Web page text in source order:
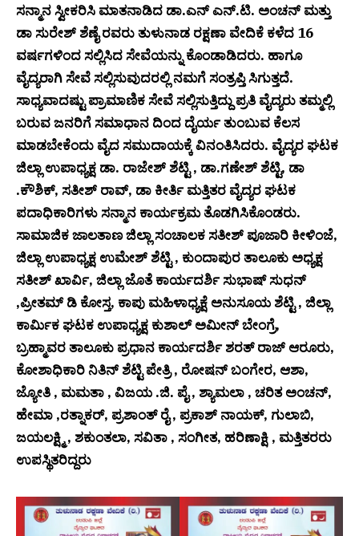
ಸನ್ಮಾನ ಸ್ವೀಕರಿಸಿ ಮಾತನಾಡಿದ ಡಾ.ಎನ್ ಎನ್.ಟಿ. ಅಂಚನ್ ಮತ್ತು
ಡಾ ಸುರೇಶ್ ಶೆಣೈ ರವರು ತುಳುನಾಡ ರಕ್ಷಣಾ ವೇದಿಕೆ ಕಳೆದ 16
ವರ್ಷಗಳಿಂದ ಸಲ್ಲಿಸಿದ ಸೇವೆಯನ್ನು ಕೊಂಡಾಡಿದರು. ಹಾಗೂ
ವೈದ್ಯರಾಗಿ ಸೇವೆ ಸಲ್ಲಿಸುವುದರಲ್ಲಿ ನಮಗೆ ಸಂತ್ರಪ್ತಿ ಸಿಗುತ್ತದೆ.
ಸಾಧ್ಯವಾದಷ್ಟು ಪ್ರಾಮಾಣಿಕ ಸೇವೆ ಸಲ್ಲಿಸುತ್ತಿದ್ದು ಪ್ರತಿ ವೈದ್ಯರು ತಮ್ಮಲ್ಲಿ
ಬರುವ ಜನರಿಗೆ ಸಮಾಧಾನ ದಿಂದ ದೈರ್ಯ ತುಂಬುವ ಕೆಲಸ
ಮಾಡಬೇಕೆಂದು ವೈದ ಸಮುದಾಯಕ್ಕೆ ವಿನಂತಿಸಿದರು. ವೈದ್ಯರ ಘಟಕ
ಜಿಲ್ಲಾ ಉಪಾಧ್ಯಕ್ಷ ಡಾ. ರಾಜೇಶ್ ಶೆಟ್ಟಿ , ಡಾ.ಗಣೇಶ್ ಶೆಟ್ಟಿ, ಡಾ
.ಕೌಶಿಕ್, ಸತೀಶ್ ರಾವ್, ಡಾ ಕೀರ್ತಿ ಮತ್ತಿತರ ವೈದ್ಯರ ಘಟಕ
ಪದಾಧಿಕಾರಿಗಳು ಸನ್ಮಾನ ಕಾರ್ಯಕ್ರಮ ತೊಡಗಿಸಿಕೊಂಡರು.
ಸಾಮಾಜಿಕ ಜಾಲತಾಣ ಜಿಲ್ಲಾ ಸಂಚಾಲಕ ಸತೀಶ್ ಪೂಜಾರಿ ಕೀಳಿಂಜೆ,
ಜಿಲ್ಲಾ ಉಪಾಧ್ಯಕ್ಷ ಉಮೇಶ್ ಶೆಟ್ಟಿ , ಕುಂದಾಪುರ ತಾಲೂಕು ಅಧ್ಯಕ್ಷ
ಸತೀಶ್ ಖಾರ್ವಿ, ಜಿಲ್ಲಾ ಜೊತೆ ಕಾರ್ಯದರ್ಶಿ ಸುಭಾಷ್ ಸುಧನ್
,ಪ್ರೀತಮ್ ಡಿ ಕೋಸ್ತ, ಕಾಪು ಮಹಿಳಾಧ್ಯಕ್ಷೆ ಅನುಸೂಯ ಶೆಟ್ಟಿ , ಜಿಲ್ಲಾ
ಕಾರ್ಮಿಕ ಘಟಕ ಉಪಾಧ್ಯಕ್ಷ ಕುಶಾಲ್ ಅಮೀನ್ ಬೇಂಗ್ರೆ,
ಬ್ರಹ್ಮಾವರ ತಾಲೂಕು ಪ್ರಧಾನ ಕಾರ್ಯದರ್ಶಿ ಶರತ್ ರಾಜ್ ಆರೂರು,
ಕೋಶಾಧಿಕಾರಿ ನಿತಿನ್ ಶೆಟ್ಟಿ ಪೇತ್ರಿ , ರೋಷನ್ ಬಂಗೇರ, ಆಶಾ,
ಜ್ಯೋತಿ , ಮಮತಾ , ವಿಜಯ .ಜಿ. ಪೈ , ಶ್ಯಾಮಲಾ , ಚರಿತ ಅಂಚನ್,
ಹೇಮಾ ,ರತ್ನಾಕರ್, ಪ್ರಶಾಂತ್ ರೈ , ಪ್ರಕಾಶ್ ನಾಯಕ್, ಗುಲಾಬಿ,
ಜಯಲಕ್ಷ್ಮಿ , ಶಕುಂತಲಾ, ಸವಿತಾ , ಸಂಗೀತ, ಹರಿಣಾಕ್ಷಿ , ಮತ್ತಿತರರು
ಉಪಸ್ಥಿತರಿದ್ದರು